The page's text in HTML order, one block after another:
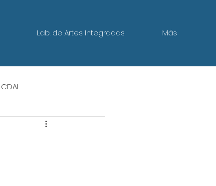
Lab. de Artes Integradas Más
CDAI